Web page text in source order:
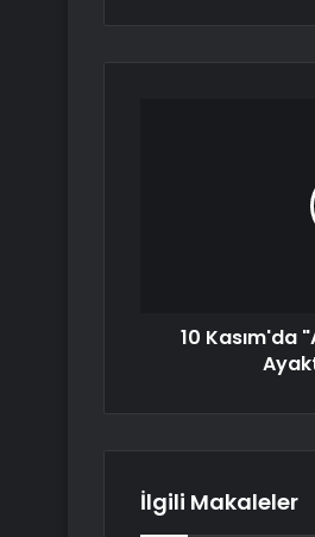
10 Kasım'da
İlgili Makaleler